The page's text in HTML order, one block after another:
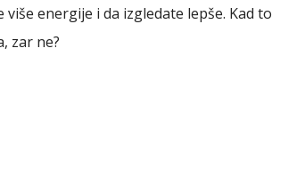
energije i da izgledate lepše. Kad to
zar ne?